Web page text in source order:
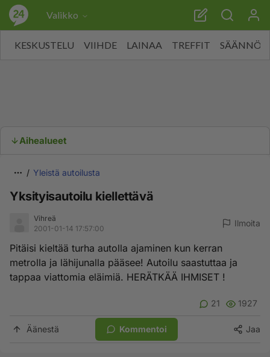
Valikko
KESKUSTELU VIIHDE LAINAA TREFFIT SÄÄNNÖT
Aihealueet
Yleistä autoilusta
Yksityisautoilu kiellettävä
Vihreä
2001-01-14 17:57:00
Ilmoita
Pitäisi kieltää turha autolla ajaminen kun kerran
metrolla ja lähijunalla pääsee! Autoilu saastuttaa ja
tappaa viattomia eläimiä. HERÄTKÄÄ IHMISET !
21 1927
Äänestä Kommentoi Jaa